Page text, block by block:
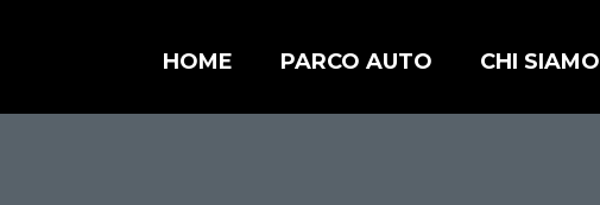
HOME PARCO AUTO CHI SIAMO